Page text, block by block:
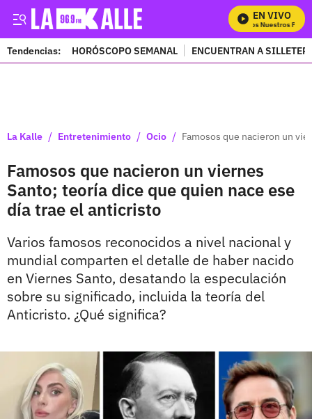
EN VIVO
Mira Todos Nuestros
Tendencias: HORÓSCOPO SEMANAL ENCUENTRAN A
La Kalle / Entretenimiento / Ocio / Famosos que nacieron un
Famosos que nacieron un viernes
Santo; teoría dice que quien nace ese
día trae el anticristo
Varios famosos reconocidos a nivel nacional y
mundial comparten el detalle de haber nacido
en Viernes Santo, desatando la especulación
sobre su significado, incluida la teoría del
Anticristo. ¿Qué significa?